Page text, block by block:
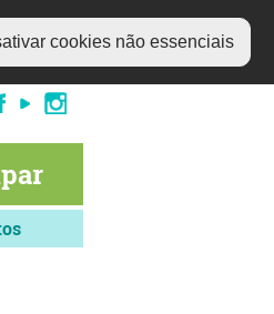
cookies não essenciais